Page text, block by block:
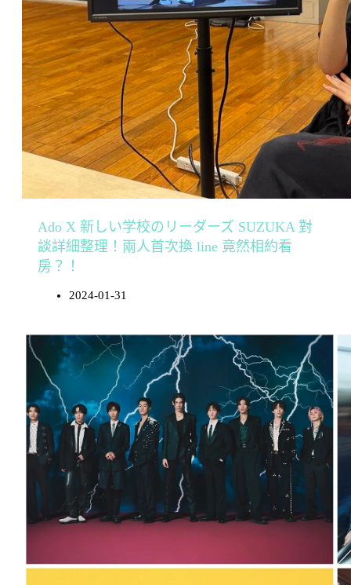
Ado X 新しい学校のリーダーズ SUZUKA 對
談詳細整理！兩人首次換 line 竟然相約看
房？！
2024-01-31